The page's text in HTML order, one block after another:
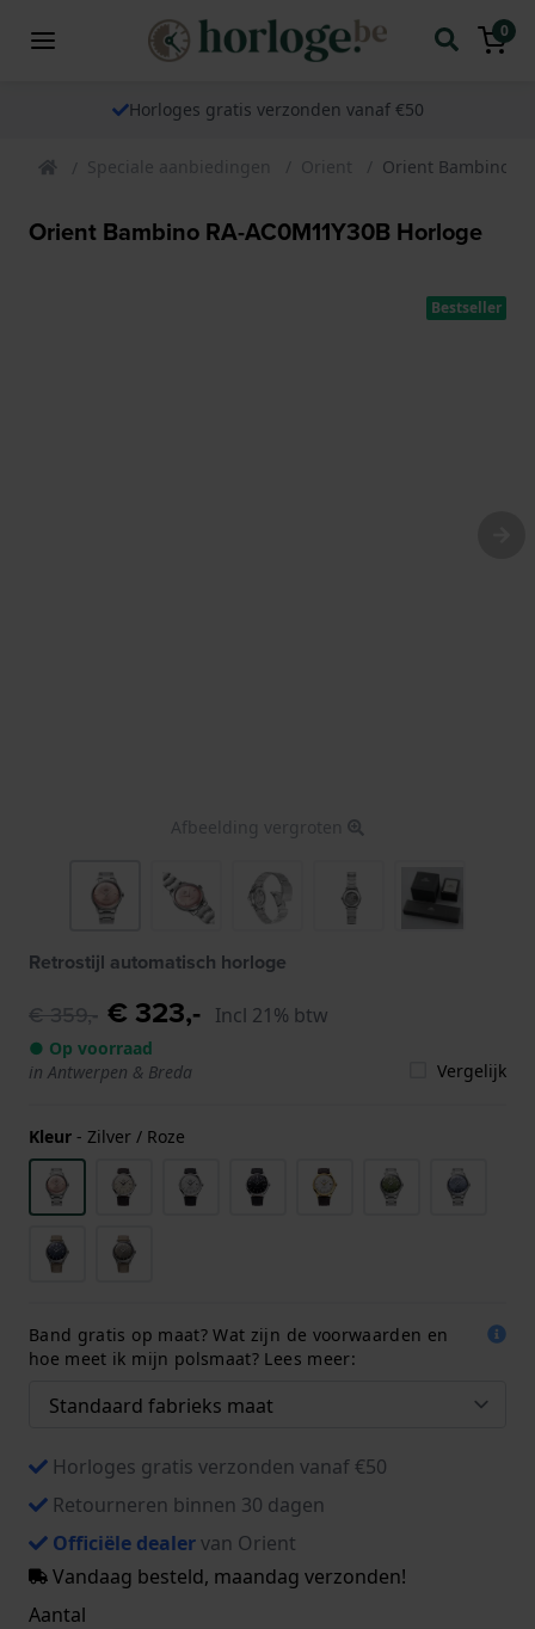
0
Horloges gratis verzonden vanaf €50
Speciale aanbiedingen Orient Orient Bambino
Orient Bambino RA-AC0M11Y30B Horloge
Bestseller
Afbeelding vergroten
Retrostijl automatisch horloge
€ 359,- € 323,- Incl 21% btw
● Op voorraad
in Antwerpen & Breda
Vergelijk
Kleur - Zilver / Roze
Band gratis op maat? Wat zijn de voorwaarden en
hoe meet ik mijn polsmaat? Lees meer:
Horloges gratis verzonden vanaf €50
Retourneren binnen 30 dagen
Officiële dealervan Orient
Vandaag besteld, maandag verzonden!
Aantal